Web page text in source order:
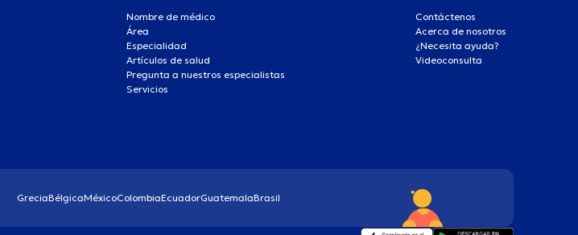
Nombre de médico
Área
Especialidad
Artículos de salud
Pregunta a nuestros especialistas
Servicios
Contáctenos
Acerca de nosotros
¿Necesita ayuda?
Videoconsulta
GreciaBélgicaMéxicoColombiaEcuadorGuatemalaBrasil